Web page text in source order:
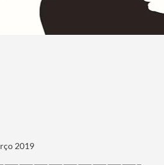
2019